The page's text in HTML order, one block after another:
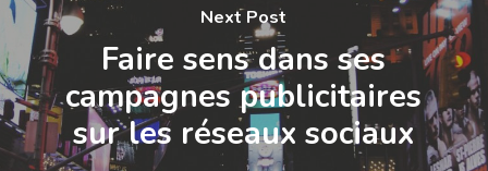
Next Post
Faire sens dans ses
campagnes publicitaires
sur les réseaux sociaux